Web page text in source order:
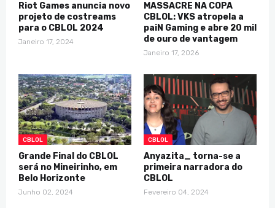
Riot Games anuncia novo
projeto de costreams
para o CBLOL 2024
Janeiro 17, 2024
MASSACRE NA COPA
CBLOL: VKS atropela a
paiN Gaming e abre 20 mil
de ouro de vantagem
Janeiro 17, 2026
CBLOL
Grande Final do CBLOL
será no Mineirinho, em
Belo Horizonte
Junho 02, 2024
CBLOL
Anyazita_ torna-se a
primeira narradora do
CBLOL
Fevereiro 04, 2024